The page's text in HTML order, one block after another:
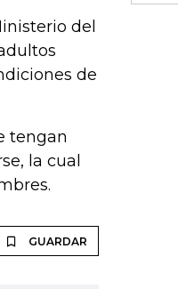
del
de
tengan
la cual
GUARDAR